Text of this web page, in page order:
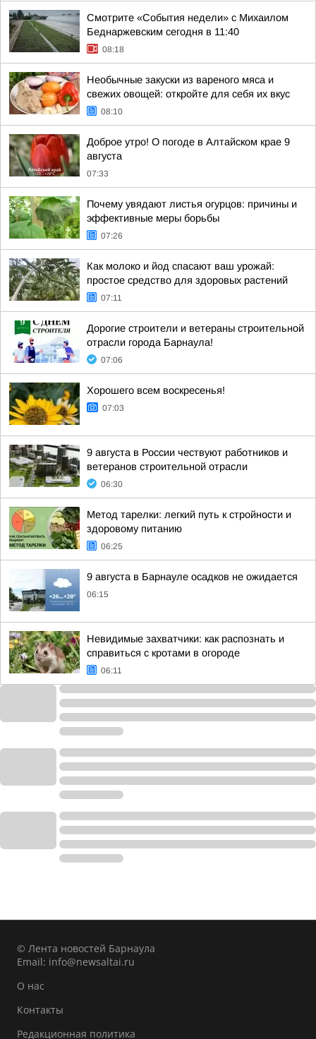
Смотрите «События недели» с Михаилом
Беднаржевским сегодня в 11:40
08:18
Необычные закуски из вареного мяса и
свежих овощей: откройте для себя их вкус
08:10
Доброе утро! О погоде в Алтайском крае 9
августа
07:33
Почему увядают листья огурцов: причины и
эффективные меры борьбы
07:26
Как молоко и йод спасают ваш урожай:
простое средство для здоровых растений
07:11
Дорогие строители и ветераны строительной
отрасли города Барнаула!
07:06
Хорошего всем воскресенья!
07:03
9 августа в России чествуют работников и
ветеранов строительной отрасли
06:30
Метод тарелки: легкий путь к стройности и
здоровому питанию
06:25
9 августа в Барнауле осадков не ожидается
06:15
Невидимые захватчики: как распознать и
справиться с кротами в огороде
06:11
© Лента новостей Барнаула
Email: info@newsaltai.ru
О нас
Контакты
Редакционная политика